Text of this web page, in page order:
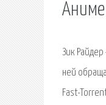
Аниме
Зик
ней
Fast-